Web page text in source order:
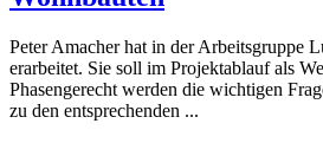
Peter Amacher hat in der Arbeitsgruppe
erarbeitet. Sie soll im Projektablauf als
Phasengerecht werden die wichtigen
zu den entsprechenden ...